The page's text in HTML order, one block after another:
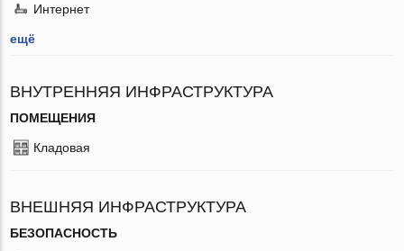
Интернет
ещё
ВНУТРЕННЯЯ ИНФРАСТРУКТУРА
ПОМЕЩЕНИЯ
Кладовая
ВНЕШНЯЯ ИНФРАСТРУКТУРА
БЕЗОПАСНОСТЬ